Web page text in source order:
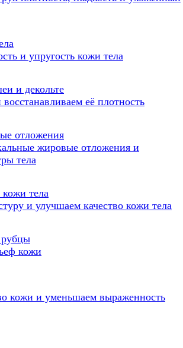
и упругость кожи тела
и декольте
её плотность
отложения
жировые отложения и
тела
тела
и улучшаем качество кожи тела
кожи
кожи и уменьшаем выраженность